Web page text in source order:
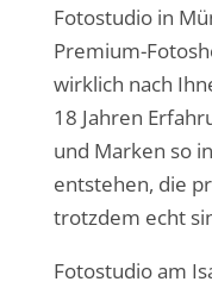
Fotostudio in
Premium-
wirklich nach
18 Jahren
und Marken so
entstehen, die
trotzdem echt
Fotostudio am